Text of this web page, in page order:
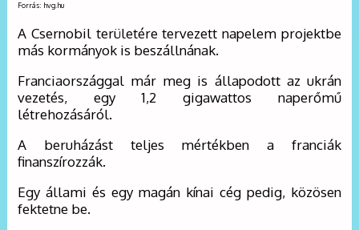
Forrás: hvg.hu
A Csernobil területére tervezett napelem projektbe
más kormányok is beszállnának.
Franciaországgal már meg is állapodott az ukrán
vezetés, egy 1,2 gigawattos naperőmű
létrehozásáról.
A beruházást teljes mértékben a franciák
finanszírozzák.
Egy állami és egy magán kínai cég pedig, közösen
fektetne be.